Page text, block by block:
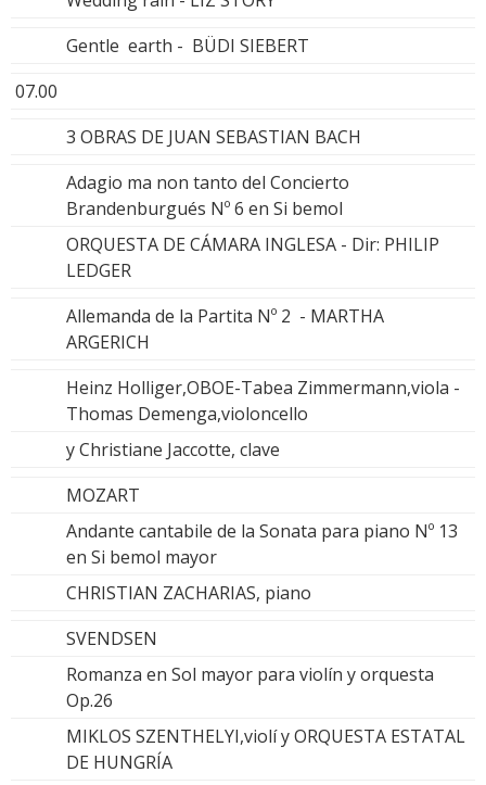
Gentle earth - BÜDI SIEBERT
07.00
3 OBRAS DE JUAN SEBASTIAN BACH
Adagio ma non tanto del Concierto
Brandenburgués Nº 6 en Si bemol
ORQUESTA DE CÁMARA INGLESA - Dir: PHILIP
LEDGER
Allemanda de la Partita Nº 2 - MARTHA
ARGERICH
Heinz Holliger,OBOE-Tabea Zimmermann,viola -
Thomas Demenga,violoncello
y Christiane Jaccotte, clave
MOZART
Andante cantabile de la Sonata para piano Nº 13
en Si bemol mayor
CHRISTIAN ZACHARIAS, piano
SVENDSEN
Romanza en Sol mayor para violín y orquesta
Op.26
MIKLOS SZENTHELYI,violí y ORQUESTA ESTATAL
DE HUNGRÍA